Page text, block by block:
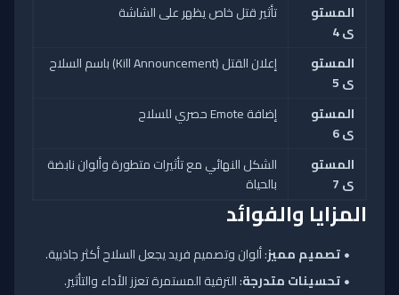
المستو
ى 4
تأثير قتل خاص يظهر على الشاشة
المستو
ى 5
إعلان القتل (Kill Announcement) باسم السلاح
المستو
ى 6
إضافة Emote حصري للسلاح
المستو
ى 7
الشكل النهائي مع تأثيرات متطورة وألوان نابضة
بالحياة
المزايا والفوائد
تصميم مميز: ألوان وتصميم فريد يجعل السلاح أكثر جاذبية.
تحسينات متدرجة: الترقية المستمرة تعزز الأداء والتأثير.